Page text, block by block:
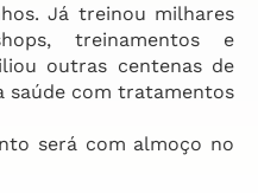
Já treinou milhares
treinamentos e
outras centenas de
saúde com tratamentos
será com almoço no